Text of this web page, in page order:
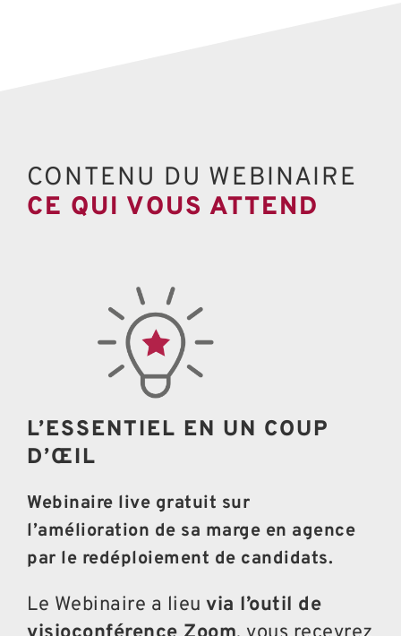
CONTENU DU WEBINAIRE
CE QUI VOUS ATTEND
L’ESSENTIEL EN UN COUP
D’ŒIL
Webinaire live gratuit sur
l’amélioration de sa marge en agence
par le redéploiement de candidats.
Le Webinaire a lieu via l’outil de